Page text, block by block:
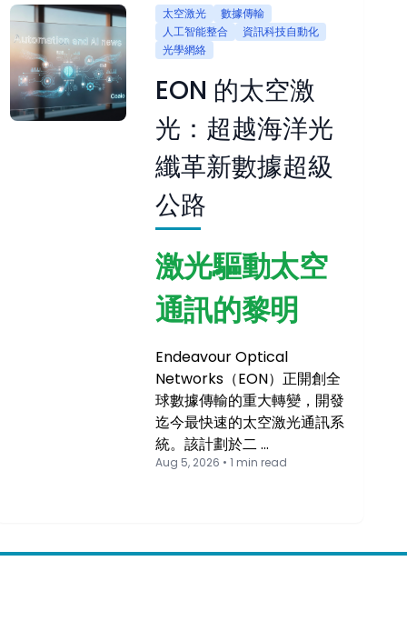
太空激光
數據傳輸
人工智能整合
資訊科技自動化
光學網絡
EON 的太空激
光：超越海洋光
纖革新數據超級
公路
激光驅動太空
通訊的黎明
Endeavour Optical
Networks（EON）正開創全
球數據傳輸的重大轉變，開發
迄今最快速的太空激光通訊系
統。該計劃於二 …
Aug 5, 2026 • 1 min read